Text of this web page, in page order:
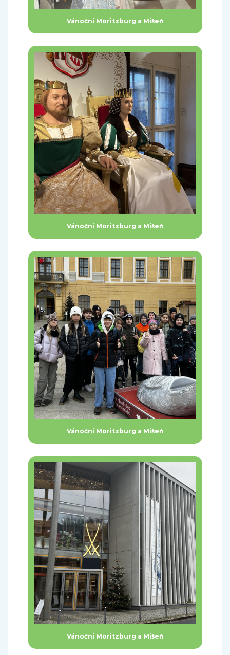
Vánoční Moritzburg a Míšeň
Vánoční Moritzburg a Míšeň
Vánoční Moritzburg a Míšeň
Vánoční Moritzburg a Míšeň